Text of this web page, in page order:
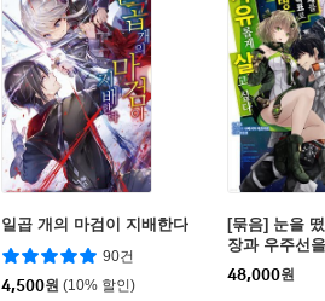
일곱 개의 마검이 지배한다
90건
4,500원 (10% 할인)
[묶음] 눈을
장과 우주선
서, 집 한채
으로 자유롭
48,000원